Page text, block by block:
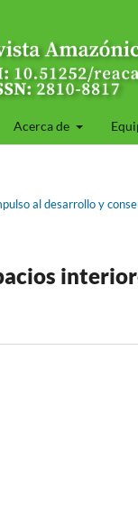
Acerca de
al desarrollo y